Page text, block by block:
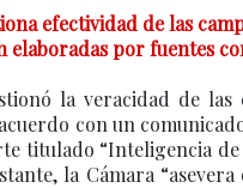
efectividad de las
por fuentes
la veracidad de
con un
titulado “Inteligencia de
la Cámara